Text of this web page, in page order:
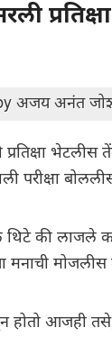
अजय अनंत
भेटलीस
परीक्षा
थिटे की लाजले
मनाची मोजलीस
होतो आजही